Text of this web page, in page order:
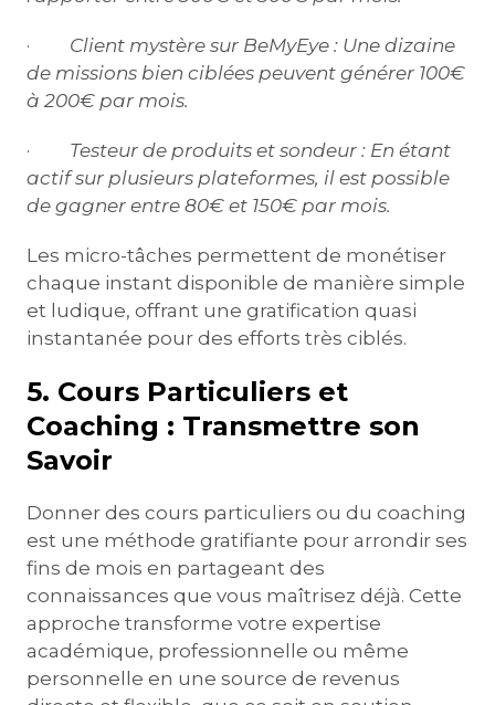
· Client mystère sur BeMyEye : Une dizaine
de missions bien ciblées peuvent générer 100€
à 200€ par mois.
· Testeur de produits et sondeur : En étant
actif sur plusieurs plateformes, il est possible
de gagner entre 80€ et 150€ par mois.
Les micro-tâches permettent de monétiser
chaque instant disponible de manière simple
et ludique, offrant une gratification quasi
instantanée pour des efforts très ciblés.
5. Cours Particuliers et
Coaching : Transmettre son
Savoir
Donner des cours particuliers ou du coaching
est une méthode gratifiante pour arrondir ses
fins de mois en partageant des
connaissances que vous maîtrisez déjà. Cette
approche transforme votre expertise
académique, professionnelle ou même
personnelle en une source de revenus